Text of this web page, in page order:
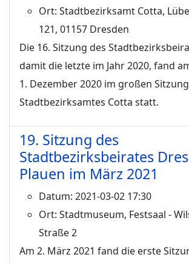
Ort: Stadtbezirksamt Cotta,
121, 01157 Dresden
Die 16. Sitzung des
damit die letzte im Jahr 2020, fand
1. Dezember 2020 im großen
Stadtbezirksamtes Cotta statt.
19. Sitzung des
Stadtbezirksbeirates
Plauen im März 2021
Datum: 2021-03-02 17:30
Ort: Stadtmuseum, Festsaal -
Straße 2
Am 2. März 2021 fand die erste